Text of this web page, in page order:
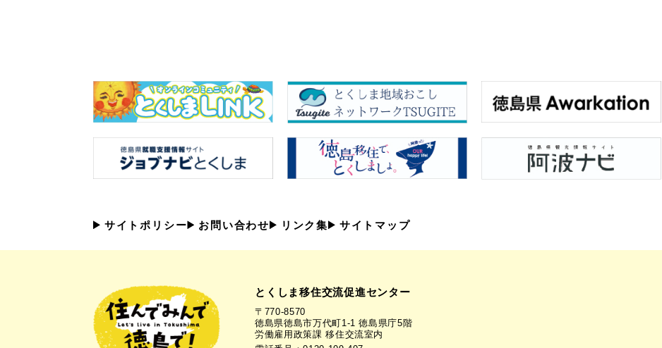
サイトポリシー お問い合わせ リンク集 サイトマップ
とくしま移住交流促進センター
〒770-8570
徳島県徳島市万代町1-1 徳島県庁5階
労働雇用政策課 移住交流室内